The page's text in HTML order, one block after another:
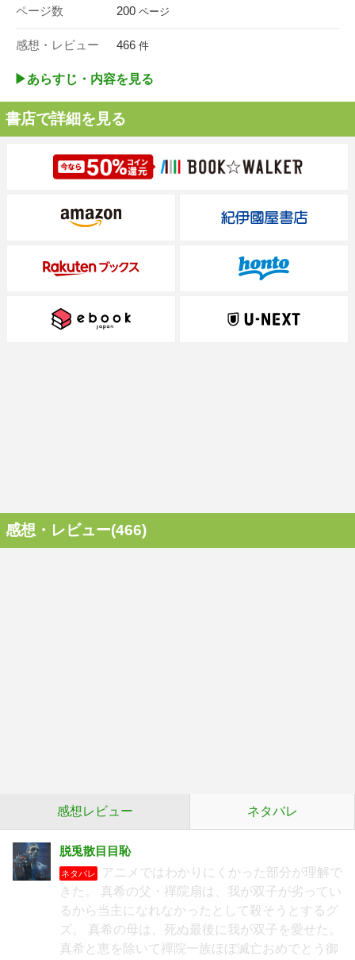
ページ数 200 ページ
感想・レビュー 466 件
▶︎あらすじ・内容を見る
書店で詳細を見る
感想・レビュー(466)
感想レビュー ネタバレ
脱兎散目目恥
ネタバレ
アニメではわかりにくかった部分が理解で
きた。 真希の父・禪院扇は、我が双子が劣ってい
るから当主になれなかったとして殺そうとするグ
ズ。 真希の母は、死ぬ最後に我が双子を愛せた。
真希と恵を除いて禪院一族ほぼ滅亡おめでとう御